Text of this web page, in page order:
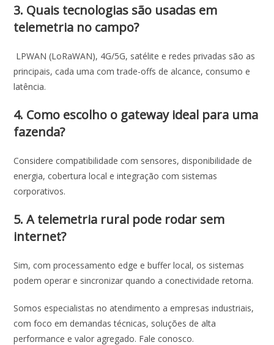
3. Quais tecnologias são usadas em
telemetria no campo?
LPWAN (LoRaWAN), 4G/5G, satélite e redes privadas são as
principais, cada uma com trade-offs de alcance, consumo e
latência.
4. Como escolho o gateway ideal para uma
fazenda?
Considere compatibilidade com sensores, disponibilidade de
energia, cobertura local e integração com sistemas
corporativos.
5. A telemetria rural pode rodar sem
internet?
Sim, com processamento edge e buffer local, os sistemas
podem operar e sincronizar quando a conectividade retorna.
Somos especialistas no atendimento a empresas industriais,
com foco em demandas técnicas, soluções de alta
performance e valor agregado. Fale conosco.